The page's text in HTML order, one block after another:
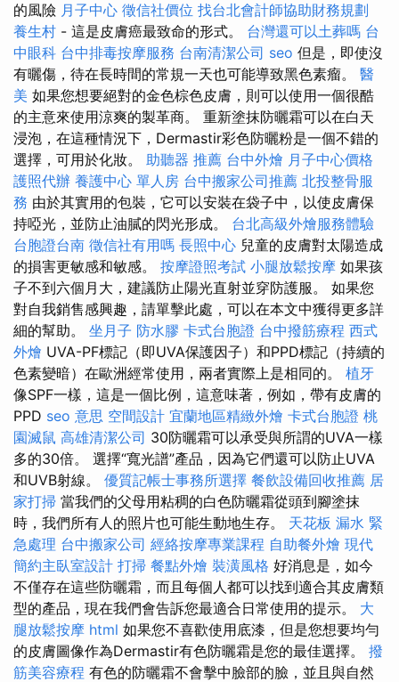
的風險 月子中心 徵信社價位 找台北會計師協助財務規劃
養生村 - 這是皮膚癌最致命的形式。 台灣還可以土葬嗎 台
中眼科 台中排毒按摩服務 台南清潔公司 seo 但是，即使沒
有曬傷，待在長時間的常規一天也可能導致黑色素瘤。 醫
美 如果您想要絕對的金色棕色皮膚，則可以使用一個很酷
的主意來使用涼爽的製革商。 重新塗抹防曬霜可以在白天
浸泡，在這種情況下，Dermastir彩色防曬粉是一個不錯的
選擇，可用於化妝。 助聽器 推薦 台中外燴 月子中心價格
護照代辦 養護中心 單人房 台中搬家公司推薦 北投整骨服
務 由於其實用的包裝，它可以安裝在袋子中，以使皮膚保
持啞光，並防止油膩的閃光形成。 台北高級外燴服務體驗
台胞證台南 徵信社有用嗎 長照中心 兒童的皮膚對太陽造成
的損害更敏感和敏感。 按摩證照考試 小腿放鬆按摩 如果孩
子不到六個月大，建議防止陽光直射並穿防護服。 如果您
對自我銷售感興趣，請單擊此處，可以在本文中獲得更多詳
細的幫助。 坐月子 防水膠 卡式台胞證 台中撥筋療程 西式
外燴 UVA-PF標記（即UVA保護因子）和PPD標記（持續的
色素變暗）在歐洲經常使用，兩者實際上是相同的。 植牙
像SPF一樣，這是一個比例，這意味著，例如，帶有皮膚的
PPD seo 意思 空間設計 宜蘭地區精緻外燴 卡式台胞證 桃
園滅鼠 高雄清潔公司 30防曬霜可以承受與所謂的UVA一樣
多的30倍​​。 選擇“寬光譜”產品，因為它們還可以防止UVA
和UVB射線。 優質記帳士事務所選擇 餐飲設備回收推薦 居
家打掃 當我們的父母用粘稠的白色防曬霜從頭到腳塗抹
時，我們所有人的照片也可能生動地生存。 天花板 漏水 緊
急處理 台中搬家公司 經絡按摩專業課程 自助餐外燴 現代
簡約主臥室設計 打掃 餐點外燴 裝潢風格 好消息是，如今
不僅存在這些防曬霜，而且每個人都可以找到適合其皮膚類
型的產品，現在我們會告訴您最適合日常使用的提示。 大
腿放鬆按摩 html 如果您不喜歡使用底漆，但是您想要均勻
的皮膚圖像作為Dermastir有色防曬霜是您的最佳選擇。 撥
筋美容療程 有色的防曬霜不會擊中臉部的臉，並且與自然